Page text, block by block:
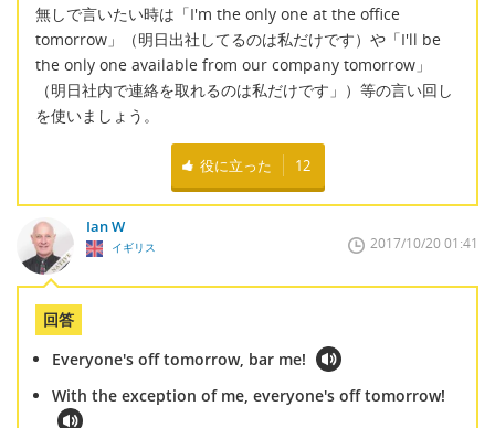
無しで言いたい時は「I'm the only one at the office
tomorrow」（明日出社してるのは私だけです）や「I'll be
the only one available from our company tomorrow」
（明日社内で連絡を取れるのは私だけです」）等の言い回し
を使いましょう。
役に立った 12
Ian W
イギリス 2017/10/20 01:41
回答
Everyone's off tomorrow, bar me!
With the exception of me, everyone's off tomorrow!